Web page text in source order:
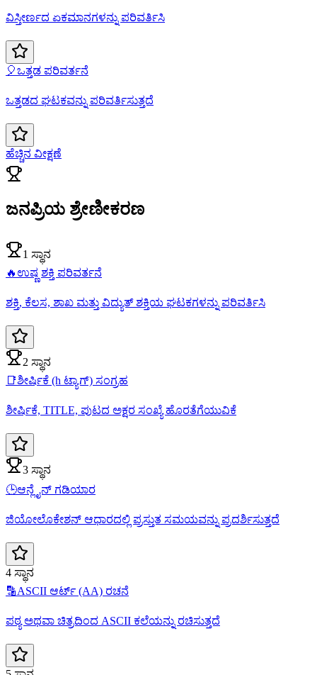
ವಿಸ್ತೀರ್ಣದ ಏಕಮಾನಗಳನ್ನು ಪರಿವರ್ತಿಸಿ
🎈ಒತ್ತಡ ಪರಿವರ್ತನೆ
ಒತ್ತಡದ ಘಟಕವನ್ನು ಪರಿವರ್ತಿಸುತ್ತದೆ
ಹೆಚ್ಚಿನ ವೀಕ್ಷಣೆ
ಜನಪ್ರಿಯ ಶ್ರೇಣೀಕರಣ
1 ಸ್ಥಾನ
🔥ಉಷ್ಣ ಶಕ್ತಿ ಪರಿವರ್ತನೆ
ಶಕ್ತಿ, ಕೆಲಸ, ಶಾಖ ಮತ್ತು ವಿದ್ಯುತ್ ಶಕ್ತಿಯ ಘಟಕಗಳನ್ನು ಪರಿವರ್ತಿಸಿ
2 ಸ್ಥಾನ
📑ಶೀರ್ಷಿಕೆ (h ಟ್ಯಾಗ್) ಸಂಗ್ರಹ
ಶೀರ್ಷಿಕೆ, TITLE, ಪುಟದ ಅಕ್ಷರ ಸಂಖ್ಯೆ ಹೊರತೆಗೆಯುವಿಕೆ
3 ಸ್ಥಾನ
🕒ಆನ್ಲೈನ್ ಗಡಿಯಾರ
ಜಿಯೋಲೊಕೇಶನ್ ಆಧಾರದಲ್ಲಿ ಪ್ರಸ್ತುತ ಸಮಯವನ್ನು ಪ್ರದರ್ಶಿಸುತ್ತದೆ
4 ಸ್ಥಾನ
🔡ASCII ಆರ್ಟ್ (AA) ರಚನೆ
ಪಠ್ಯ ಅಥವಾ ಚಿತ್ರದಿಂದ ASCII ಕಲೆಯನ್ನು ರಚಿಸುತ್ತದೆ